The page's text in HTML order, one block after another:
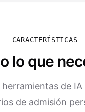
CARACTERÍSTICAS
lo que
de IA
de admisión